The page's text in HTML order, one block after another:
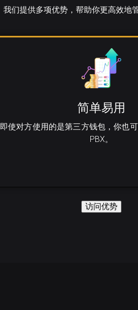
我们提供多项优势，帮助你更高效地
简单易用
即使对方使用的是第三方钱包，你也
PBX。
访问优势